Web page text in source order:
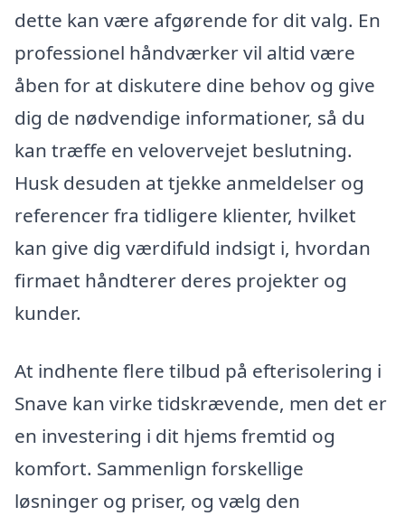
dette kan være afgørende for dit valg. En
professionel håndværker vil altid være
åben for at diskutere dine behov og give
dig de nødvendige informationer, så du
kan træffe en velovervejet beslutning.
Husk desuden at tjekke anmeldelser og
referencer fra tidligere klienter, hvilket
kan give dig værdifuld indsigt i, hvordan
firmaet håndterer deres projekter og
kunder.
At indhente flere tilbud på efterisolering i
Snave kan virke tidskrævende, men det er
en investering i dit hjems fremtid og
komfort. Sammenlign forskellige
løsninger og priser, og vælg den